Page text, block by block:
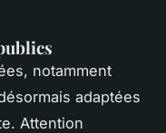
notamment
adaptées
Attention